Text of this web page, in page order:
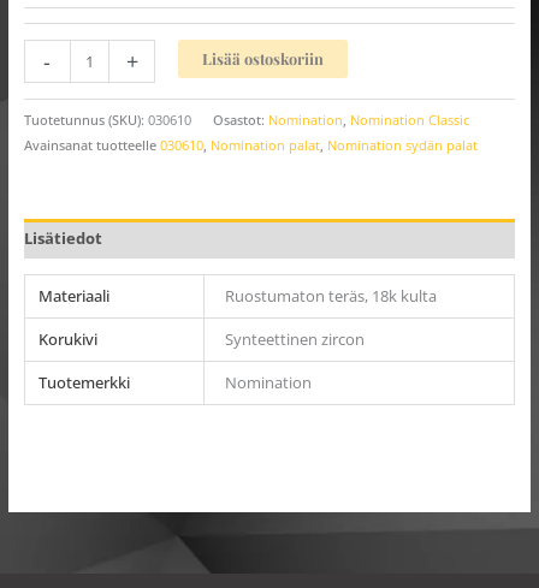
- + Lisää ostoskoriin
Tuotetunnus (SKU): 030610 Osastot: Nomination Nomination Classic
Avainsanat tuotteelle 030610, Nomination palat, Nomination sydän palat
Lisätiedot
Materiaali
Ruostumaton teräs, 18k kulta
Korukivi
Synteettinen zircon
Tuotemerkki
Nomination